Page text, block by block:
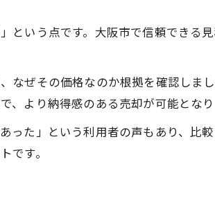
産買取業者を見つける方法
できる不動産売却を実現
サポート活用のポイント
でトラブル防止のコツ
逃せない査定ポイントとは
に見逃せない重要項目
るための査定チェックポイント
いう点です。大阪市で信頼できる
ぜその価格なのか根拠を確認しま
より納得感のある売却が可能となり
た」という利用者の声もあり、比
です。